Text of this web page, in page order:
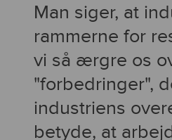
Man siger, at
rammerne for
vi så ærgre os
"forbedringer",
industriens
betyde, at